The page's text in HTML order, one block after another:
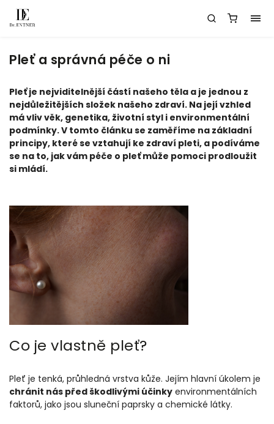
Pleť a správná péče o ni
Pleť je nejviditelnější částí našeho těla a je jednou z
nejdůležitějších složek našeho zdraví. Na její vzhled
má vliv věk, genetika, životní styl i environmentální
podmínky. V tomto článku se zaměříme na základní
principy, které se vztahují ke zdraví pleti, a podíváme
se na to, jak vám péče o pleť může pomoci prodloužit
si mládí.
Co je vlastně pleť?
Pleť je tenká, průhledná vrstva kůže. Jejím hlavní úkolem je
chránit nás před škodlivými účinky environmentálních
faktorů, jako jsou sluneční paprsky a chemické látky.